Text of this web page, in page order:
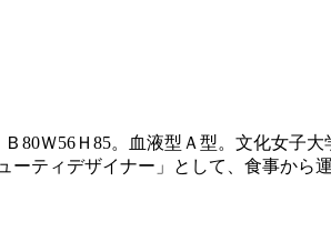
80Ｗ56Ｈ85。血液型Ａ型。文化女子
ーティデザイナー」として、食事から